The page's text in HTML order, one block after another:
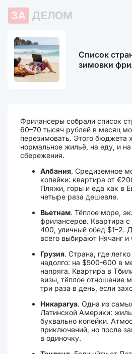
ЗА ДЕЛОМ
Список
зимовки
Фрилансеры собрали список
60–70 тысяч рублей в месяц
перезимовать. Этого бюджета
нормальное жильё, на еду, и
сбережения.
Албания. Средиземное
копейки: квартира от
Пляжи, горы и еда как в
четыре раза дешевле.
Вьетнам. Тёплое море,
фрилансеров. Квартира
400, уличный обед $1–2.
всего выбирают Нячанг и
Грузия. Страна, где
надолго: на $500-600 в
напряга. Квартира в
визы, тёплое отношение
три раза в день, если
Никарагуа. Одна из
Латинской Америки:
буквально копейки.
приключений, но после
в одиночку.